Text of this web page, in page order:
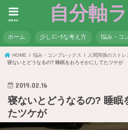
自分軸
menu
ホーム 少しﾕﾆｰｸな考え方 悩み・コ
HOME 悩み・コンプレックス
人間関係のストレ
寝ないとどうなるの? 睡眠をおろそかにしてたツケが
2019.02.16
寝ないとどうなるの? 睡眠
たツケが